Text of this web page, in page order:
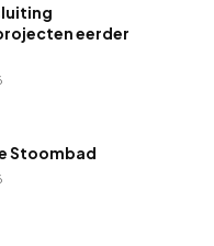
eerder
Stoombad